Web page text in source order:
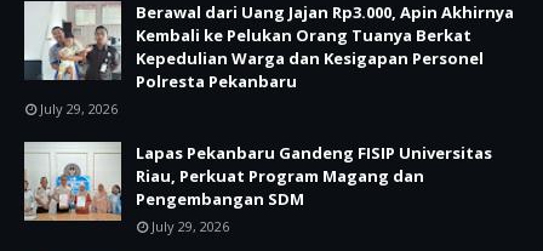
Berawal dari Uang Jajan Rp3.000, Apin Akhirnya
Kembali ke Pelukan Orang Tuanya Berkat
Kepedulian Warga dan Kesigapan Personel
Polresta Pekanbaru
July 29, 2026
Lapas Pekanbaru Gandeng FISIP Universitas
Riau, Perkuat Program Magang dan
Pengembangan SDM
July 29, 2026